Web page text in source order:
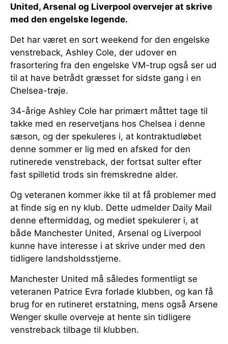
United, Arsenal og Liverpool overvejer at skrive
med den engelske legende.
Det har været en sort weekend for den engelske
venstreback, Ashley Cole, der udover en
frasortering fra den engelske VM-trup også ser ud
til at have betrådt græsset for sidste gang i en
Chelsea-trøje.
34-årige Ashley Cole har primært måttet tage til
takke med en reservetjans hos Chelsea i denne
sæson, og der spekuleres i, at kontraktudløbet
denne sommer er lig med en afsked for den
rutinerede venstreback, der fortsat sulter efter
fast spilletid trods sin fremskredne alder.
Og veteranen kommer ikke til at få problemer med
at finde sig en ny klub. Dette udmelder Daily Mail
denne eftermiddag, og mediet spekulerer i, at
både Manchester United, Arsenal og Liverpool
kunne have interesse i at skrive under med den
tidligere landsholdsstjerne.
Manchester United må således formentligt se
veteranen Patrice Evra forlade klubben, og kan få
brug for en rutineret erstatning, mens også Arsene
Wenger skulle overveje at hente sin tidligere
venstreback tilbage til klubben.